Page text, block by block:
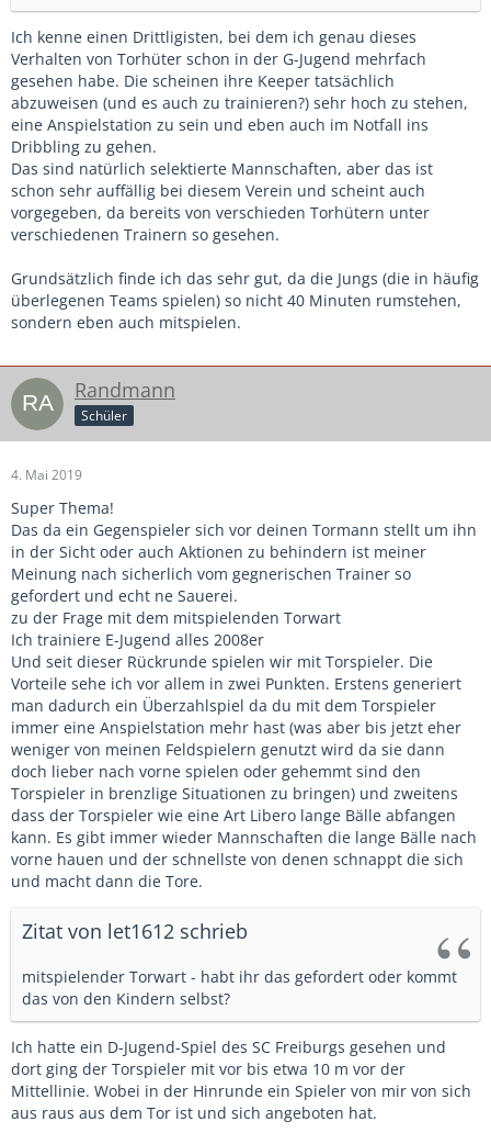
Ich kenne einen Drittligisten, bei dem ich genau dieses
Verhalten von Torhüter schon in der G-Jugend mehrfach
gesehen habe. Die scheinen ihre Keeper tatsächlich
abzuweisen (und es auch zu trainieren?) sehr hoch zu stehen,
eine Anspielstation zu sein und eben auch im Notfall ins
Dribbling zu gehen.
Das sind natürlich selektierte Mannschaften, aber das ist
schon sehr auffällig bei diesem Verein und scheint auch
vorgegeben, da bereits von verschieden Torhütern unter
verschiedenen Trainern so gesehen.
Grundsätzlich finde ich das sehr gut, da die Jungs (die in häufig
überlegenen Teams spielen) so nicht 40 Minuten rumstehen,
sondern eben auch mitspielen.
Randmann
Schüler
4. Mai 2019
Super Thema!
Das da ein Gegenspieler sich vor deinen Tormann stellt um ihn
in der Sicht oder auch Aktionen zu behindern ist meiner
Meinung nach sicherlich vom gegnerischen Trainer so
gefordert und echt ne Sauerei.
zu der Frage mit dem mitspielenden Torwart
Ich trainiere E-Jugend alles 2008er
Und seit dieser Rückrunde spielen wir mit Torspieler. Die
Vorteile sehe ich vor allem in zwei Punkten. Erstens generiert
man dadurch ein Überzahlspiel da du mit dem Torspieler
immer eine Anspielstation mehr hast (was aber bis jetzt eher
weniger von meinen Feldspielern genutzt wird da sie dann
doch lieber nach vorne spielen oder gehemmt sind den
Torspieler in brenzlige Situationen zu bringen) und zweitens
dass der Torspieler wie eine Art Libero lange Bälle abfangen
kann. Es gibt immer wieder Mannschaften die lange Bälle nach
vorne hauen und der schnellste von denen schnappt die sich
und macht dann die Tore.
Zitat von let1612 schrieb
mitspielender Torwart - habt ihr das gefordert oder kommt
das von den Kindern selbst?
Ich hatte ein D-Jugend-Spiel des SC Freiburgs gesehen und
dort ging der Torspieler mit vor bis etwa 10 m vor der
Mittellinie. Wobei in der Hinrunde ein Spieler von mir von sich
aus raus aus dem Tor ist und sich angeboten hat.